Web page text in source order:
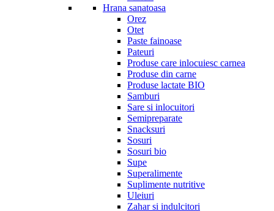
Hrana sanatoasa
Orez
Otet
Paste fainoase
Pateuri
Produse care inlocuiesc carnea
Produse din carne
Produse lactate BIO
Samburi
Sare si inlocuitori
Semipreparate
Snacksuri
Sosuri
Sosuri bio
Supe
Superalimente
Suplimente nutritive
Uleiuri
Zahar si indulcitori